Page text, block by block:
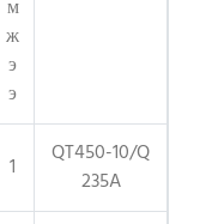
м
ж
э
э
1
QT450-10/Q
235A